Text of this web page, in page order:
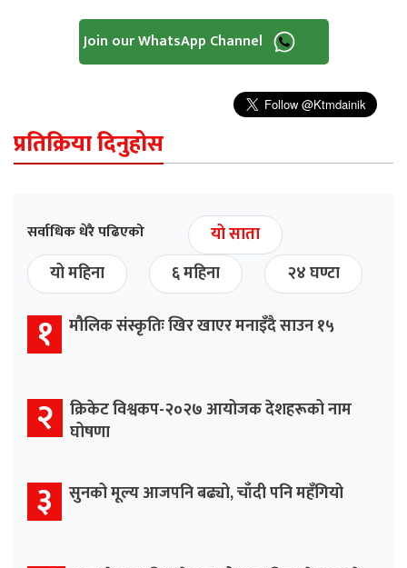
Join our WhatsApp Channel
प्रतिक्रिया दिनुहोस
सर्वाधिक धेरै पढिएको
यो साता
यो महिना
६ महिना २४ घण्टा
१ मौलिक संस्कृतिः खिर खाएर मनाइँदै साउन १५
२ क्रिकेट विश्वकप-२०२७ आयोजक देशहरूको नाम
घोषणा
३ सुनको मूल्य आजपनि बढ्यो, चाँदी पनि महँगियो